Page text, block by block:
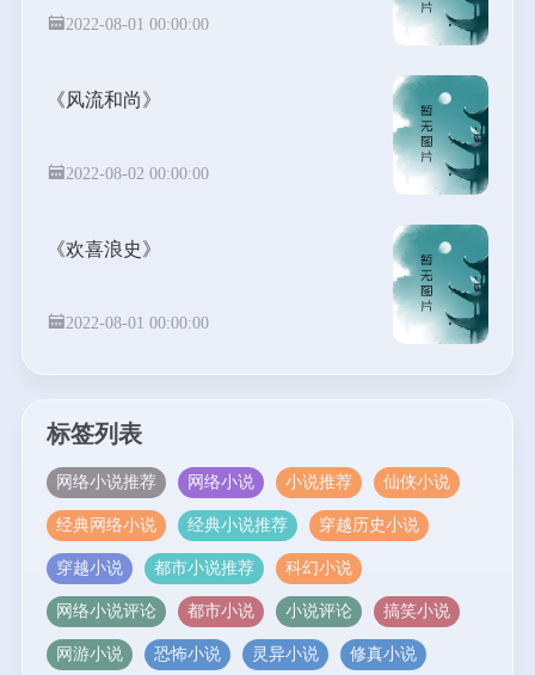
2022-08-01 00:00:00
《风流和尚》
2022-08-02 00:00:00
《欢喜浪史》
2022-08-01 00:00:00
标签列表
网络小说推荐 网络小说 小说推荐 仙侠小说
经典网络小说 经典小说推荐 穿越历史小说
穿越小说 都市小说推荐 科幻小说
网络小说评论 都市小说 小说评论 搞笑小说
网游小说 恐怖小说 灵异小说 修真小说